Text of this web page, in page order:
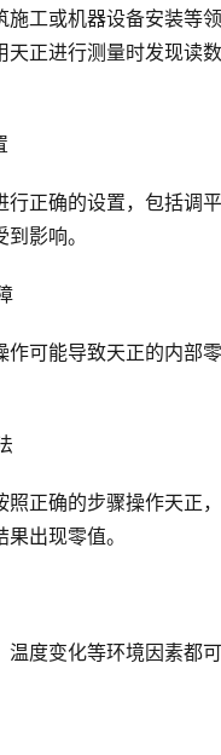
施工或机器设备安装
天正进行测量时发现读
行正确的设置，包括调
影响。
作可能导致天正的内部
照正确的步骤操作天正
出现零值。
温度变化等环境因素都